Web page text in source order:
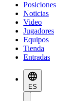
Posiciones
Noticias
Video
Jugadores
Equipos
Tienda
Entradas
ES